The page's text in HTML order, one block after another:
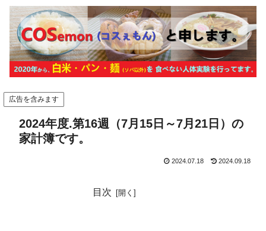
広告を含みます
2024年度.第16週（7月15日～7月21日）の
家計簿です。
2024.07.18 2024.09.18
目次